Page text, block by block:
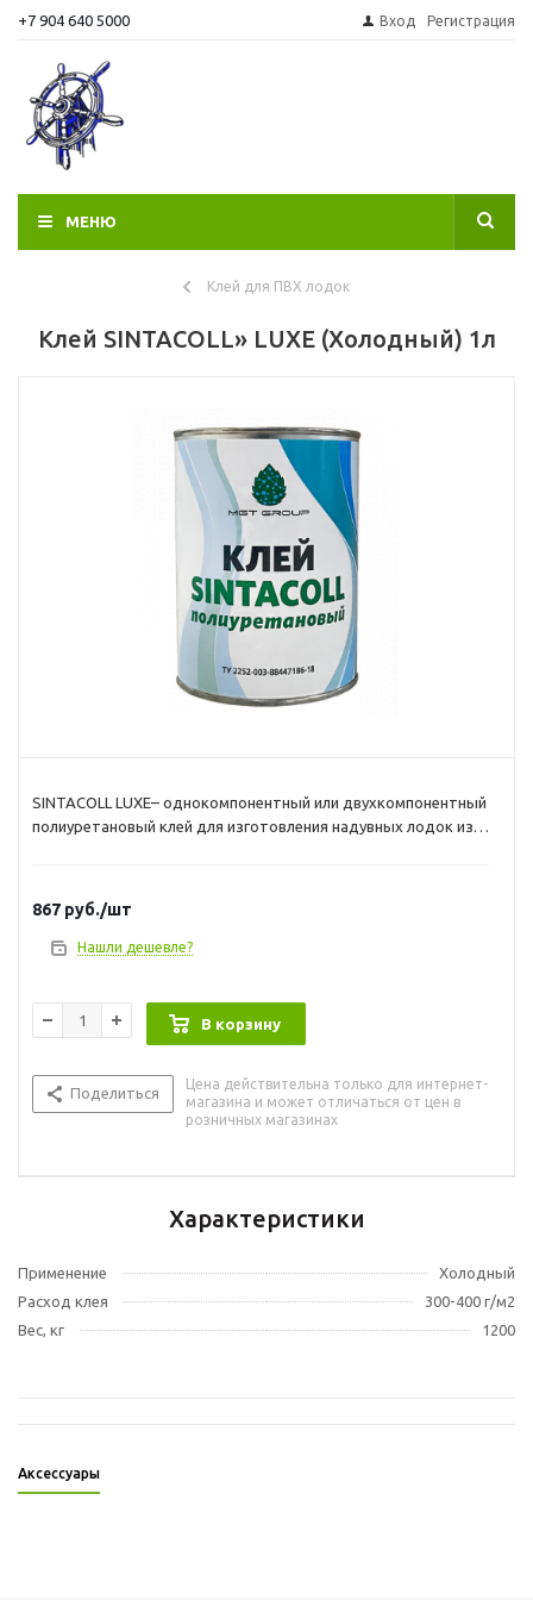
+7 904 640 5000 Вход Регистрация
МЕНЮ
Клей для ПВХ лодок
Клей SINTACOLL» LUXЕ (Холодный) 1л
SINTACOLL LUXЕ– однокомпонентный или двухкомпонентный
полиуретановый клей для изготовления надувных лодок из
устойчивостью к высоким температурам и быстрым
начальным склеиванием.
использовании с отвердителем DESMODUR RFE, DESMODUR
867 руб./шт
Нашли дешевле?
В корзину
Поделиться
Цена действительна только для интернет-
магазина и может отличаться от цен в
розничных магазинах
Характеристики
Применение
Холодный
Расход клея
300-400 г/м2
Вес, кг
1200
Аксессуары